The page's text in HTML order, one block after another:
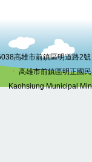
高雄市前鎮區明道路2
高雄市前鎮區明正國
Kaohsiung Municipal